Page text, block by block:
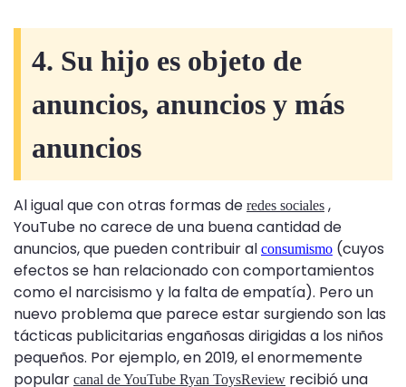
4. Su hijo es objeto de
anuncios, anuncios y más
anuncios
Al igual que con otras formas de redes sociales ,
YouTube no carece de una buena cantidad de
anuncios, que pueden contribuir al consumismo (cuyos
efectos se han relacionado con comportamientos
como el narcisismo y la falta de empatía). Pero un
nuevo problema que parece estar surgiendo son las
tácticas publicitarias engañosas dirigidas a los niños
pequeños. Por ejemplo, en 2019, el enormemente
popular canal de YouTube Ryan ToysReview recibió una